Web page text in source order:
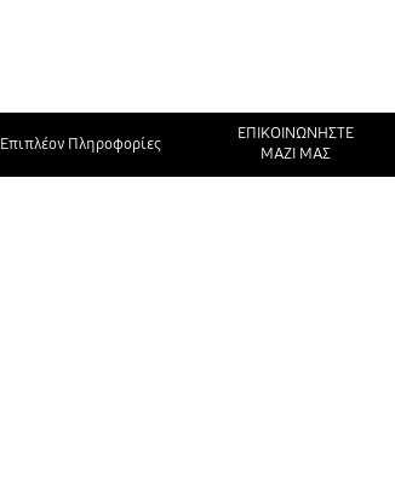
Επιπλέον Πληροφορίες
ΕΠΙΚΟΙΝΩΝΗΣΤΕ
ΜΑΖΙ ΜΑΣ